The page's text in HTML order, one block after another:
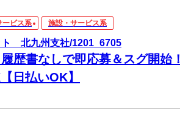
ービス系 施設・サービス系
ト 北九州支社/1201_6705
歴書なしで即応募＆スグ開始！
日払いOK】